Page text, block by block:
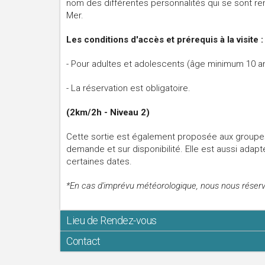
nom des différentes personnalités qui se sont
Mer.
Les conditions d'accès et prérequis à la visite :
- Pour adultes et adolescents (âge minimum 10
- La réservation est obligatoire.
(2km/2h - Niveau 2)
Cette sortie est également proposée aux
demande et sur disponibilité. Elle est aussi
certaines dates.
*En cas d'imprévu météorologique, nous nous
Lieu de Rendez-vous
Contact